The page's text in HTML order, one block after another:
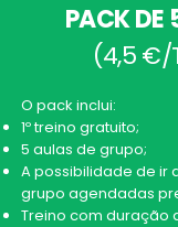
PACK DE
(4,5 €/
​O pack inclui:
1º treino gratuito;
5 aulas de grupo;
A possibilidade de ir
grupo agendadas
Treino com duração